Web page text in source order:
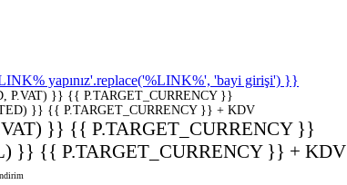
yapınız'.replace('%LINK%', 'bayi girişi') }}
P.VAT) }} {{ P.TARGET_CURRENCY }}
}} {{ P.TARGET_CURRENCY }} + KDV
}} {{ P.TARGET_CURRENCY }}
}} {{ P.TARGET_CURRENCY }} + KDV